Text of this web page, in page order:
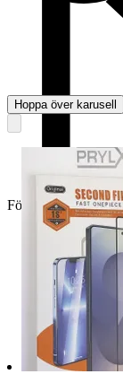
Företag
Hoppa över karusell